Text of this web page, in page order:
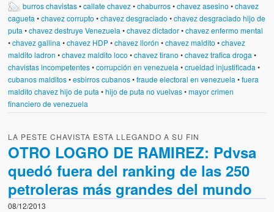
burros chavistas•callate chavez•chaburros•chavez asesino •chavez
cagueta•chavez corrupto •chavez desgraciado •chavez desgraciado hijo de
puta•chavez destruye Venezuela•chavez dictador•chavez enfermo mental
•chavez gallina•chavez HDP•chavez llorón •chavez maldito •chavez
maldito ladron •chavez maldito loco •chavez tirano •chavez trafica droga•
chavistas incompetentes•corrupción en venezuela•crueldad injustificada•
cubanos malditos•esbirros cubanos•fraude electoral en venezuela•fuera
maldito chavez hijo de puta•hijo de puta no vuelvas•mayor crimen
financiero de venezuela
LA PESTE CHAVISTA ESTA LLEGANDO A SU FIN
OTRO LOGRO DE RAMIREZ: Pdvsa
quedó fuera del ranking de las 250
petroleras más grandes del mundo
08/12/2013